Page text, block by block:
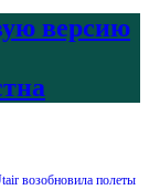
версию
возобновила полеты